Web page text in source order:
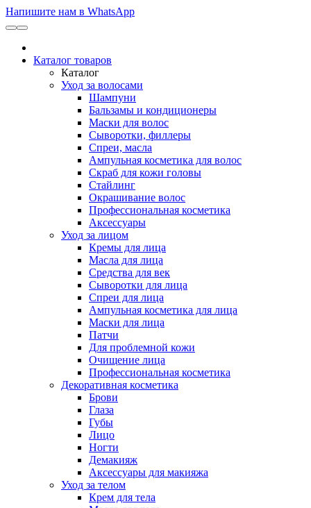
Напишите нам в WhatsApp
Каталог товаров
Каталог
Уход за волосами
Шампуни
Бальзамы и кондиционеры
Маски для волос
Сыворотки, филлеры
Спреи, масла
Ампульная косметика для волос
Скраб для кожи головы
Стайлинг
Окрашивание волос
Профессиональная косметика
Аксессуары
Уход за лицом
Кремы для лица
Масла для лица
Средства для век
Сыворотки для лица
Спреи для лица
Ампульная косметика для лица
Маски для лица
Патчи
Для проблемной кожи
Очищение лица
Профессиональная косметика
Декоративная косметика
Брови
Глаза
Губы
Лицо
Ногти
Демакияж
Аксессуары для макияжа
Уход за телом
Крем для тела